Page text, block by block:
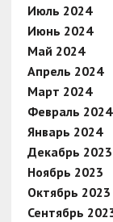
Июль 2024
Июнь 2024
Май 2024
Апрель 2024
Март 2024
Февраль 2024
Январь 2024
Декабрь 2023
Ноябрь 2023
Октябрь 2023
Сентябрь